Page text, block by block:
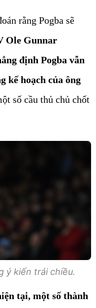
rằng Pogba sẽ
Ole Gunnar
định Pogba vẫn
kế hoạch của ông
số cầu thủ chủ chốt
ý kiến trái chiều.
tại, một số thành